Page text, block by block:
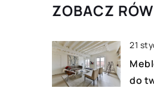
ZOBACZ
21
do